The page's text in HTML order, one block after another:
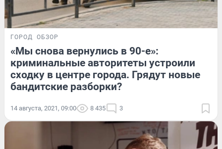
ГОРОД ОБЗОР
«Мы снова вернулись в 90-е»:
криминальные авторитеты устроили
сходку в центре города. Грядут новые
бандитские разборки?
14 августа, 2021, 09:00 8 435 3